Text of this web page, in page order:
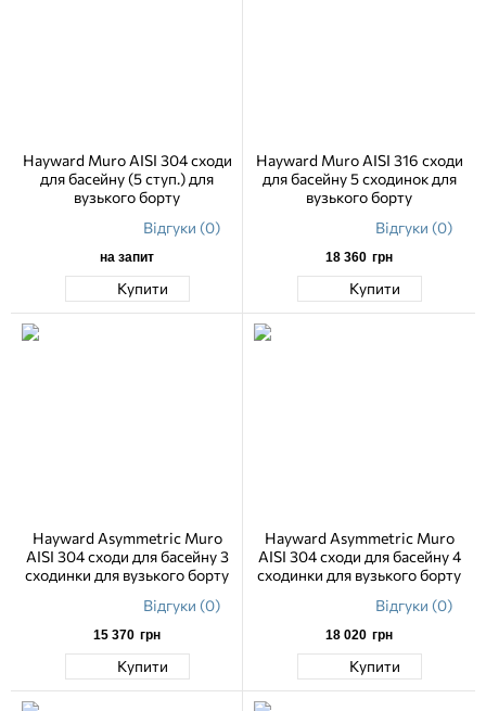
Hayward Muro AISI 304 сходи
для басейну (5 ступ.) для
вузького борту
Відгуки (0)
на запит
Купити
Hayward Muro AISI 316 сходи
для басейну 5 сходинок для
вузького борту
Відгуки (0)
18 360 грн
Купити
Hayward Asymmetric Muro
AISI 304 сходи для басейну 3
сходинки для вузького борту
Відгуки (0)
15 370 грн
Купити
Hayward Asymmetric Muro
AISI 304 сходи для басейну 4
сходинки для вузького борту
Відгуки (0)
18 020 грн
Купити